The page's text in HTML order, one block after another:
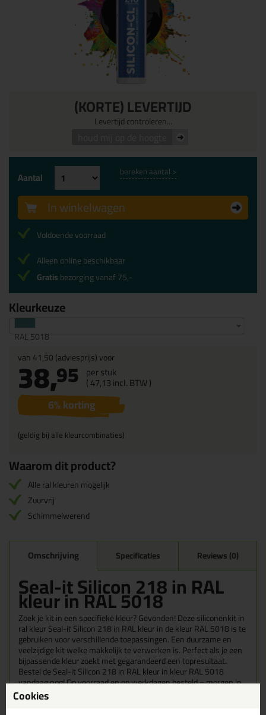
(KORTE) LEVERTIJD
Levertijd controleren...
Kleurkeuze
RAL 5018
van41,50(adviesprijs) voor
38,95 per stuk
(47,13incl. BTW )
6% korting
(geldig bij alle kleurcombinaties)
Aantal bereken aantal >
In winkelwagen
Voldoende voorraad
Alleen online beschikbaar
Gratisbezorging vanaf 75,-
Waarom dit product?
Alle ral kleuren mogelijk
Zuurvrij
Schimmelwerend
Omschrijving Specificaties Reviews (0)
Seal-it Silicon 218 in RAL
kleur in RAL 5018
Zoek je kit in een specifieke kleur? Gevonden! Deze siliconenkit in
ral kleur Seal-it Silicon 218 in RAL kleur in de kleur RAL 5018 is te
gebruiken voor verschillende toepassingen. Een duurzame en
veelzijdige kit welke makkelijk te verwerken is. Perfect als je een
bijpassende kleur zoekt met gegarandeerd een topresultaat.
Bestel de Seal-it Silicon 218 in RAL kleur in kleur RAL 5018
vandaag nog! Op voorraad en op werkdagen besteld = morgen in
huis.
Cookies